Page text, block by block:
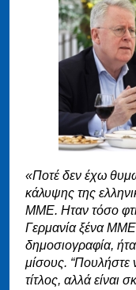
«Ποτέ δεν έχω
κάλυψης της
ΜΜΕ. Ηταν τόσο
Γερμανία ξένα ΜΜΕ
δημοσιογραφία,
μίσους. “Πουλήστε
τίτλος, αλλά είναι